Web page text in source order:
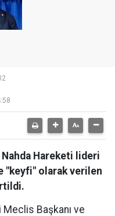
Hareketi lideri
"keyfi" olarak verilen
Başkanı ve